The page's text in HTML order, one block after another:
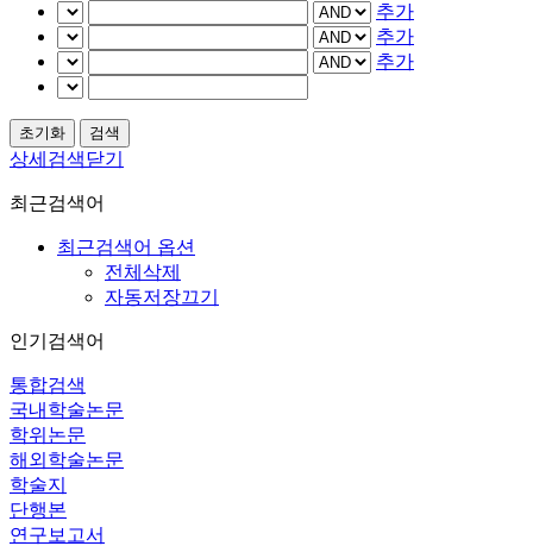
추가
추가
추가
상세검색닫기
최근검색어
최근검색어 옵션
전체삭제
자동저장끄기
인기검색어
통합검색
국내학술논문
학위논문
해외학술논문
학술지
단행본
연구보고서